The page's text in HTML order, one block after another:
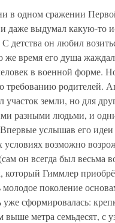
в одном сражении
даже выдумал какую-то
детства он любил
же время его душа
в военной форме.
требованию родителей.
участок земли, но для
разными людьми, и
услышав его
условиях возможно
он всегда был весьма
Гиммлер
поколение
уже сформировалась:
выше метра семьдесят, с